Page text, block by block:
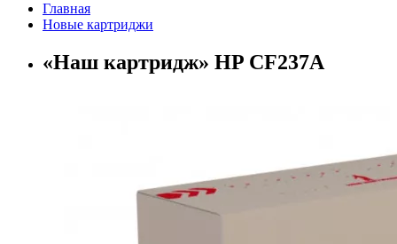
Главная
Новые картриджи
«Наш картридж» HP CF237A